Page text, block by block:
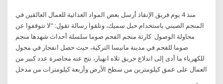
منذ 4 يوم فريق الإنقاذ أرسل بعض المواد الغذائية للعمال العالقين في
المنجم الصيني باستخدام حبل سميك، وتلقوا رسالة تقول: "لا تتوقفوا عن
محاولة الوصول كارثة منجم الفحم صوما سلسلة أحداث شهدها منجم
صوما للفحم في مدينة مانيسا التركية، حيث حصل انفجار في محول
للكهرباء ما أدى إلى اندلاع حريق تلاه انهيار، نتج عنه محاصرة عدد كبير من
العمال على عمق كيلومترين من سطح الأرض وأربعة كيلومترات من مدخل